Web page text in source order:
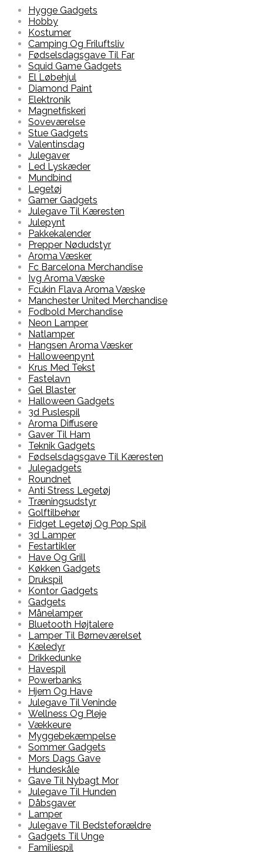
Hygge Gadgets
Hobby
Kostumer
Camping Og Friluftsliv
Fødselsdagsgave Til Far
Squid Game Gadgets
El Løbehjul
Diamond Paint
Elektronik
Magnetfiskeri
Soveværelse
Stue Gadgets
Valentinsdag
Julegaver
Led Lyskæder
Mundbind
Legetøj
Gamer Gadgets
Julegave Til Kæresten
Julepynt
Pakkekalender
Prepper Nødudstyr
Aroma Væsker
Fc Barcelona Merchandise
Ivg Aroma Væske
Fcukin Flava Aroma Væske
Manchester United Merchandise
Fodbold Merchandise
Neon Lamper
Natlamper
Hangsen Aroma Væsker
Halloweenpynt
Krus Med Tekst
Fastelavn
Gel Blaster
Halloween Gadgets
3d Puslespil
Aroma Diffusere
Gaver Til Ham
Teknik Gadgets
Fødselsdagsgave Til Kæresten
Julegadgets
Roundnet
Anti Stress Legetøj
Træningsudstyr
Golftilbehør
Fidget Legetøj Og Pop Spil
3d Lamper
Festartikler
Have Og Grill
Køkken Gadgets
Drukspil
Kontor Gadgets
Gadgets
Månelamper
Bluetooth Højtalere
Lamper Til Børneværelset
Kæledyr
Drikkedunke
Havespil
Powerbanks
Hjem Og Have
Julegave Til Veninde
Wellness Og Pleje
Vækkeure
Myggebekæmpelse
Sommer Gadgets
Mors Dags Gave
Hundeskåle
Gave Til Nybagt Mor
Julegave Til Hunden
Dåbsgaver
Lamper
Julegave Til Bedsteforældre
Gadgets Til Unge
Familiespil